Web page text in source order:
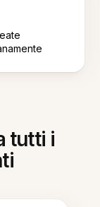
tutti i